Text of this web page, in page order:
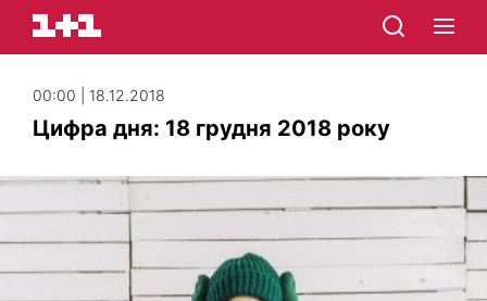
00:00 | 18.12.2018
Цифра дня: 18 грудня 2018 року